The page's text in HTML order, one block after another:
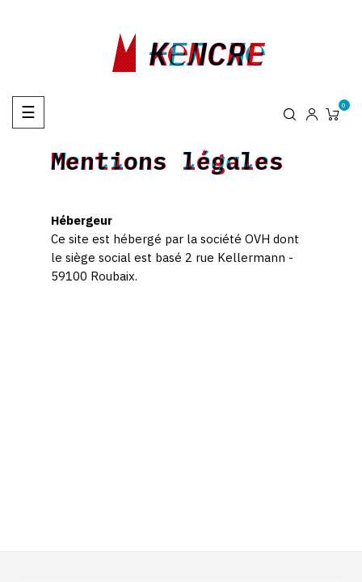
KENCRE
K℮NCRE
₭EЛCЯ℮
Toggle
navigation
☰ 0
Mentions légales
Mentions légales
Hébergeur
Ce site est hébergé par la société OVH dont
le siège social est basé 2 rue Kellermann -
59100 Roubaix.